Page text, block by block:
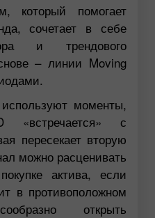
который помогает
сочетает в себе
и трендового
– линии Moving
моменты,
«встречается» с
пересекает вторую
можно расценивать
актива, если
в противоположном
открыть